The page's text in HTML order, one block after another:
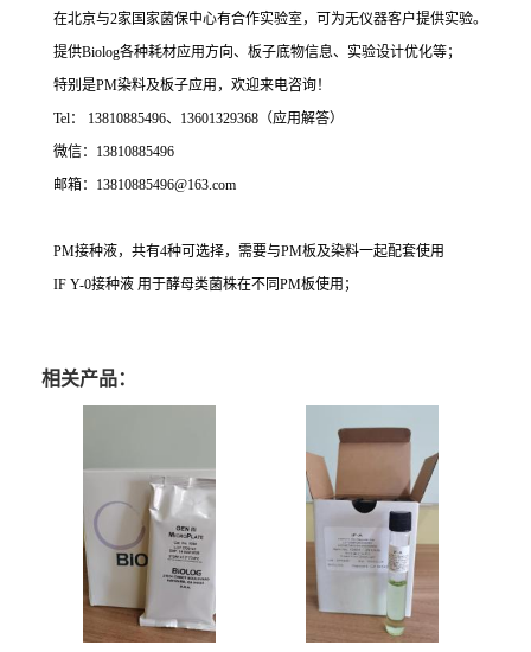
在北京与2家国家菌保中心有合作实验室，可为无仪器客户提供实验。
提供Biolog各种耗材应用方向、板子底物信息、实验设计优化等；
特别是PM染料及板子应用，欢迎来电咨询！
Tel： 13810885496、13601329368（应用解答）
微信：13810885496
邮箱：13810885496@163.com
PM接种液，共有4种可选择，需要与PM板及染料一起配套使用
IF Y-0接种液 用于酵母类菌株在不同PM板使用；
相关产品：